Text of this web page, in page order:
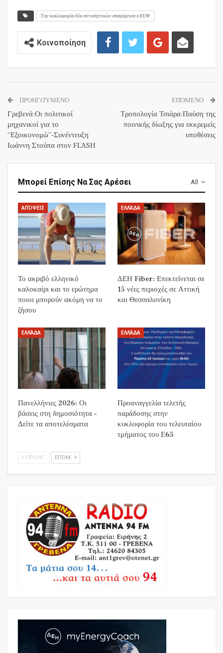
Tην κυκλοφορία δύο αντισηπτικών απαγόρευσε o ΕΟΦ
Κοινοποίηση
ΠΡΟΗΓΟΎΜΕΝΟ
Γρεβενά:Οι πολιτικοί
μηχανικοί για το
“Εξοικονομώ”-Συνέντευξη
Ιωάννη Στούπα στον FLASH
ΕΠΌΜΕΝΟ
Τροπολογία Τσιάρα:Παύση της
ποινικής δίωξης για εκκρεμείς
υποθέσεις
All
Μπορεί Επίσης Να Σας Αρέσει
ΑΠΌΨΕΙΣ
Το ακριβό ελληνικό
καλοκαίρι και το ερώτημα
ποιοι μπορούν ακόμη να το
ζήσου
ΕΛΛΆΔΑ
ΔΕΗ Fiber: Επεκτείνεται σε
15 νέες περιοχές σε Αττική
και Θεσσαλονίκη
ΕΛΛΆΔΑ
Πανελλήνιες 2026: Οι
βάσεις στη δημοσιότητα –
Δείτε τα αποτελέσματα
ΕΛΛΆΔΑ
Προαναγγελία τελετής
παράδοσης στην
κυκλοφορία του τελευταίου
τμήματος του Ε65
ΠΡΟΗΓ. ΕΠΌΜ.